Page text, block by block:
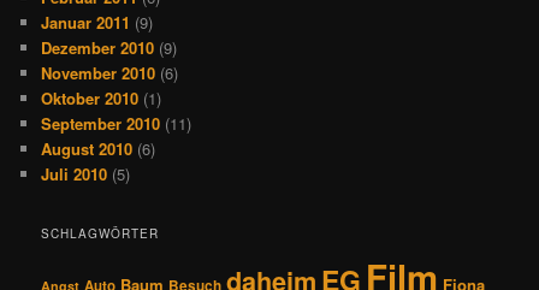
Januar 2011 (9)
Dezember 2010 (9)
November 2010 (6)
Oktober 2010 (1)
September 2010 (11)
August 2010 (6)
Juli 2010 (5)
SCHLAGWÖRTER
Angst Baum daheimEG Film Fiona